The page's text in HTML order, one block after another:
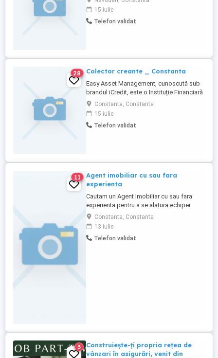
activă în șase țări: România, Bulgaria,
Polonia, Cehia, Macedonia și Ucraina. Cu
peste 2 milioane de credite aprobate,
15 iulie
Telefon validat
28 Colector creante _ Constanta
Easy Asset Management, cunoscută sub
brandul iCredit, este o Instituție Financiară
Nebancară de top, fondată în 2005 și
activă în șase țări: România, Bulgaria,
Polonia, Cehia, Macedonia și Ucraina. Cu
peste 2 milioane de credite aprobate,
Constanta, Constanta
15 iulie
Telefon validat
11
Agent imobiliar cu sau fara
experienta
Cautam un Agent Imobiliar cu sau fara
experienta pentru a se alatura echipei
noastre dinamice. Candidatul ideal este o
persoana motivata, orientata spre
rezultate si cu o dorinta puternica de a
invata si de a se dezvolta in domeniul
Constanta, Constanta
13 iulie
Telefon validat
3
Construiește-ți propria rețea de
vânzari în asigurări, venit din